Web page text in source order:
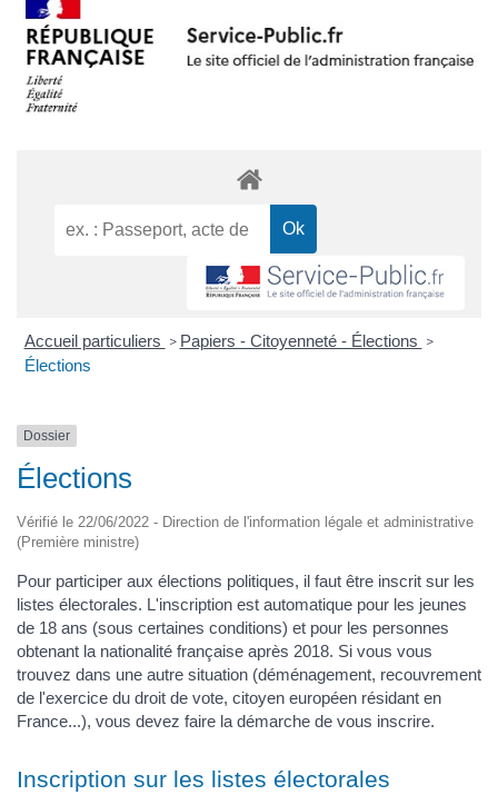
Accueil particuliers > Papiers - Citoyenneté - Élections >
Élections
Dossier
Élections
Vérifié le 22/06/2022 - Direction de l'information légale et administrative
(Première ministre)
Pour participer aux élections politiques, il faut être inscrit sur les
listes électorales. L'inscription est automatique pour les jeunes
de 18 ans (sous certaines conditions) et pour les personnes
obtenant la nationalité française après 2018. Si vous vous
trouvez dans une autre situation (déménagement, recouvrement
de l'exercice du droit de vote, citoyen européen résidant en
France...), vous devez faire la démarche de vous inscrire.
Inscription sur les listes électorales